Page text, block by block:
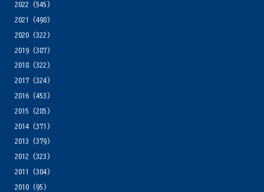
2022 (545)
2021
(498)
2020(322)
2019(387)
2018(322)
2017(324)
2016(453)
2015 (285)
2014(371)
2013 (379)
2012 (323)
2011
(304)
2010(95)